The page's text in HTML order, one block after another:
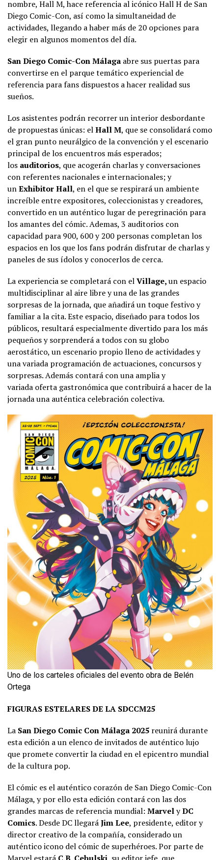
nombre, Hall M, hace referencia al icónico Hall H de San
Diego Comic-Con, así como la simultaneidad de
actividades, llegando a haber más de 20 opciones para
elegir en algunos momentos del día.
San Diego Comic-Con Málaga abre sus puertas para
convertirse en el parque temático experiencial de
referencia para fans dispuestos a hacer realidad sus
sueños.
Los asistentes podrán recorrer un interior desbordante
de propuestas únicas: elHall M, que se consolidará como
el gran punto neurálgico de la convención y el escenario
principal de los encuentros más esperados;
los auditorios, que acogerán charlas y conversaciones
con referentes nacionales e internacionales; y
unExhibitor Hall, en el que se respirará un ambiente
increíble entre expositores, coleccionistas y creadores,
convertido en un auténtico lugar de peregrinación para
los amantes del cómic. Ademas, 3 auditorios con
capacidad para 900, 600 y 200 personas completan los
espacios en los que los fans podrán disfrutar de charlas y
paneles de sus ídolos y conocerlos de cerca.
La experiencia se completará con elVillage,un espacio
multidisciplinar al aire libre y una de las grandes
sorpresas de la jornada, que añadirá un toque festivo y
familiar a la cita. Este espacio, diseñado para todos los
públicos, resultará especialmente divertido para los más
pequeños y sorprenderá a todos con su globo
aerostático, un escenario propio lleno de actividades y
una variada programación de actuaciones, concursos y
sorpresas. Además contará con una amplia y
variada oferta gastronómica que contribuirá a hacer de la
jornada una auténtica celebración colectiva.
Uno de los carteles oficiales del evento obra de Belén
Ortega
FIGURAS ESTELARES DE LA SDCCM25
La San Diego Comic Con Málaga 2025 reunirá durante
esta edición a un elenco de invitados de auténtico lujo
que promete convertir la ciudad en el epicentro mundial
de la cultura pop.
El cómic es el auténtico corazón de San Diego Comic-Con
Málaga, y por ello esta edición contará con las dos
grandes marcas de referencia mundial: MarvelyDC
Comics. Desde DC llegaráJim Lee, presidente, editor y
director creativo de la compañía, considerado un
auténtico icono del cómic de superhéroes. Por parte de